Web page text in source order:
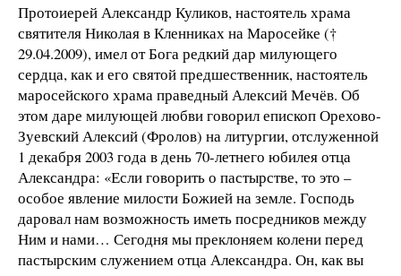
Протоиерей Александр Куликов, настоятель храма
святителя Николая в Кленниках на Маросейке (†
29.04.2009), имел от Бога редкий дар милующего
сердца, как и его святой предшественник, настоятель
маросейского храма праведный Алексий Мечёв. Об
этом даре милующей любви говорил епископ Орехово-
Зуевский Алексий (Фролов) на литургии, отслуженной
1 декабря 2003 года в день 70-летнего юбилея отца
Александра: «Если говорить о пастырстве, то это –
особое явление милости Божией на земле. Господь
даровал нам возможность иметь посредников между
Ним и нами… Сегодня мы преклоняем колени перед
пастырским служением отца Александра. Он, как вы